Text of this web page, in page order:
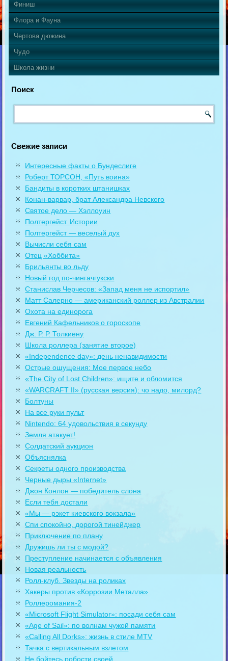
Финиш
Флора и Фауна
Чертова дюжина
Чудо
Школа жизни
Поиск
Свежие записи
Интересные факты о Бундеслиге
Роберт ТОРСОН, «Путь воина»
Бандиты в коротких штанишках
Конан-варвар, брат Александра Невского
Святое дело — Хэллоуин
Полтергейст. Истории
Полтергейст — веселый дух
Вычисли себя сам
Отец «Хоббита»
Брильянты во льду
Новый год по-чингачгукски
Станислав Черчесов: «Запад меня не испортил»
Матт Салерно — американский роллер из Австралии
Охота на единорога
Евгений Кафельников о гороскопе
Дж. Р. Р. Толкиену
Школа роллера (занятие второе)
«Independence day»: день ненавидимости
Острые ощущения: Мое первое небо
«The City of Lost Children»: ищите и обломится
«WARCRAFT II» (русская версия): чо надо, милорд?
Болтуны
На все руки пульт
Nintendo: 64 удовольствия в секунду
Земля атакует!
Солдатский аукцион
Объяснялка
Секреты одного производства
Черные дыры «Internet»
Джон Конлон — победитель слона
Если тебя достали
«Мы — рэкет киевского вокзала»
Спи спокойно, дорогой тинейджер
Приключение по плану
Дружишь ли ты с модой?
Преступление начинается с объявления
Новая реальность
Ролл-клуб. Звезды на роликах
Хакеры против «Коррозии Металла»
Роллеромания-2
«Microsoft Flight Simulator»: посади себя сам
«Age of Sail»: по волнам чужой памяти
«Calling All Dorks»: жизнь в стиле MTV
Тачка с вертикальным взлетом
Не бойтесь робости своей…